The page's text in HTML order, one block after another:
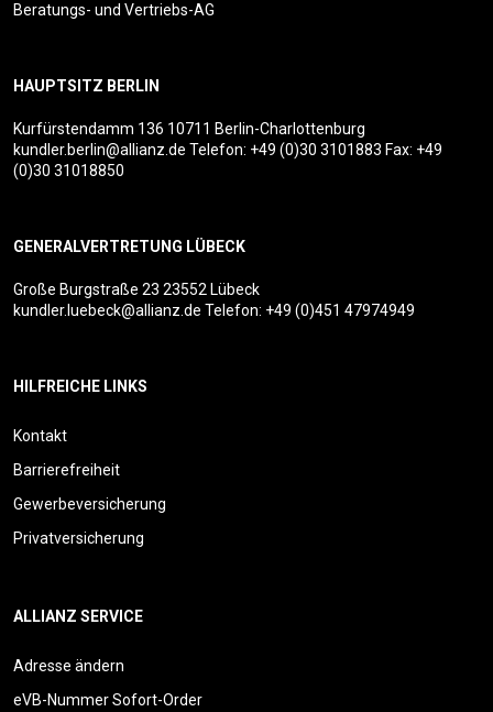
Beratungs- und Vertriebs-AG
HAUPTSITZ BERLIN
Kurfürstendamm 136 10711 Berlin-Charlottenburg
kundler.berlin@allianz.de Telefon: +49 (0)30 3101883 Fax: +49
(0)30 31018850
GENERALVERTRETUNG LÜBECK
Große Burgstraße 23 23552 Lübeck
kundler.luebeck@allianz.de Telefon: +49 (0)451 47974949
HILFREICHE LINKS
Kontakt
Barrierefreiheit
Gewerbeversicherung
Privatversicherung
ALLIANZ SERVICE
Adresse ändern
eVB-Nummer Sofort-Order